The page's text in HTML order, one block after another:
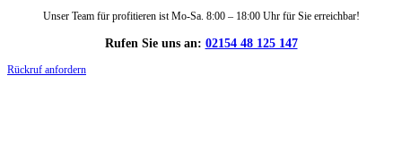
Unser Team für profitieren ist Mo-Sa. 8:00 – 18:00 Uhr für Sie erreichbar!
Rufen Sie uns an: 02154 48 125 147
Rückruf anfordern